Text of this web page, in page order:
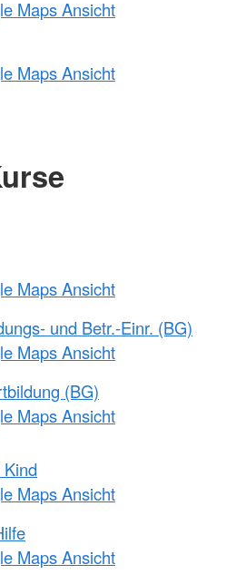
Maps Ansicht
Maps Ansicht
Maps Ansicht
und Betr.-Einr. (BG)
Maps Ansicht
(BG)
Maps Ansicht
Maps Ansicht
Maps Ansicht